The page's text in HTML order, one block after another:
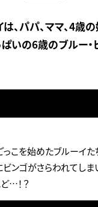
、パパ、ママ、4歳
ぱいの6歳のブルー
こを始めたブルーイた
ンゴがさらわれてしま
…！？